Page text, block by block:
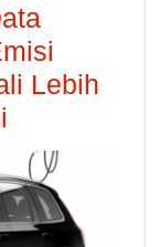
Lebih